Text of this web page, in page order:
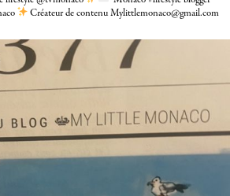
Créateur de contenu Mylittlemonaco@gmail.com